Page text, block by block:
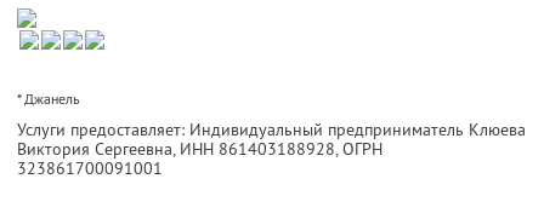
* Джанель
Услуги предоставляет: Индивидуальный предприниматель Клюева
Виктория Сергеевна, ИНН 861403188928, ОГРН
323861700091001